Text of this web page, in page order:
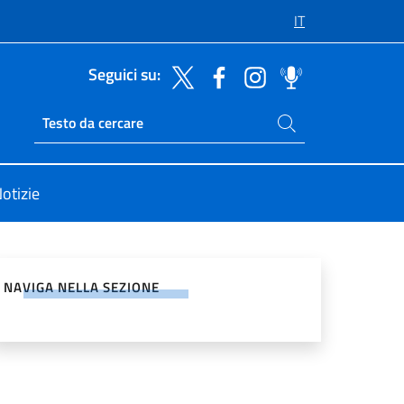
IT
Seguici su:
Ricerca sito live
Cerca nel sito
NAVIGA NELLA SEZIONE